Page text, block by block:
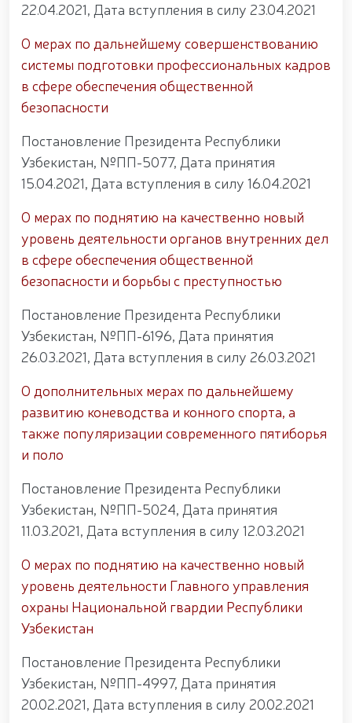
22.04.2021, Дата вступления в силу 23.04.2021
О мерах по дальнейшему совершенствованию
системы подготовки профессиональных кадров
в сфере обеспечения общественной
безопасности
Постановление Президента Республики
Узбекистан, №ПП-5077, Дата принятия
15.04.2021, Дата вступления в силу 16.04.2021
О мерах по поднятию на качественно новый
уровень деятельности органов внутренних дел
в сфере обеспечения общественной
безопасности и борьбы с преступностью
Постановление Президента Республики
Узбекистан, №ПП-6196, Дата принятия
26.03.2021, Дата вступления в силу 26.03.2021
О дополнительных мерах по дальнейшему
развитию коневодства и конного спорта, а
также популяризации современного пятиборья
и поло
Постановление Президента Республики
Узбекистан, №ПП-5024, Дата принятия
11.03.2021, Дата вступления в силу 12.03.2021
О мерах по поднятию на качественно новый
уровень деятельности Главного управления
охраны Национальной гвардии Республики
Узбекистан
Постановление Президента Республики
Узбекистан, №ПП-4997, Дата принятия
20.02.2021, Дата вступления в силу 20.02.2021